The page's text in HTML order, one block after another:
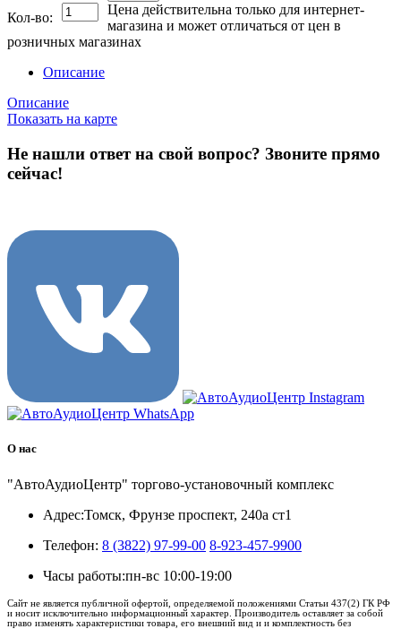
Кол-во:
Цена действительна только для интернет-
магазина и может отличаться от цен в
розничных магазинах
Описание
Описание
Показать на карте
Не нашли ответ на свой вопрос? Звоните прямо
сейчас!
О нас
"АвтоАудиоЦентр" торгово-установочный комплекс
Адрес:Томск, Фрунзе проспект, 240а ст1
Телефон: 8 (3822) 97-99-00 8-923-457-9900
Часы работы:пн-вс 10:00-19:00
Сайт не является публичной офертой, определяемой положениями Статьи 437(2) ГК РФ
и носит исключительно информационный характер. Производитель оставляет за собой
право изменять характеристики товара, его внешний вид и и комплектность без